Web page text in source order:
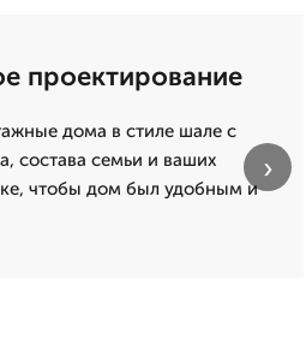
проектирование
дома в стиле шале с
состава семьи и ваших
чтобы дом был удобным и
›